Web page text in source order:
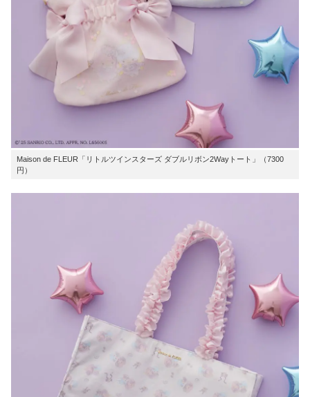
Maison de FLEUR「リトルツインスターズ ダブルリボン2Wayトート」（7300
円）